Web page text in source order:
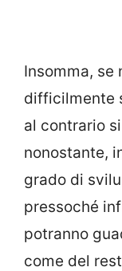
Insomma, se
difficilmente
al contrario
nonostante,
grado di
pressoché
potranno
come del